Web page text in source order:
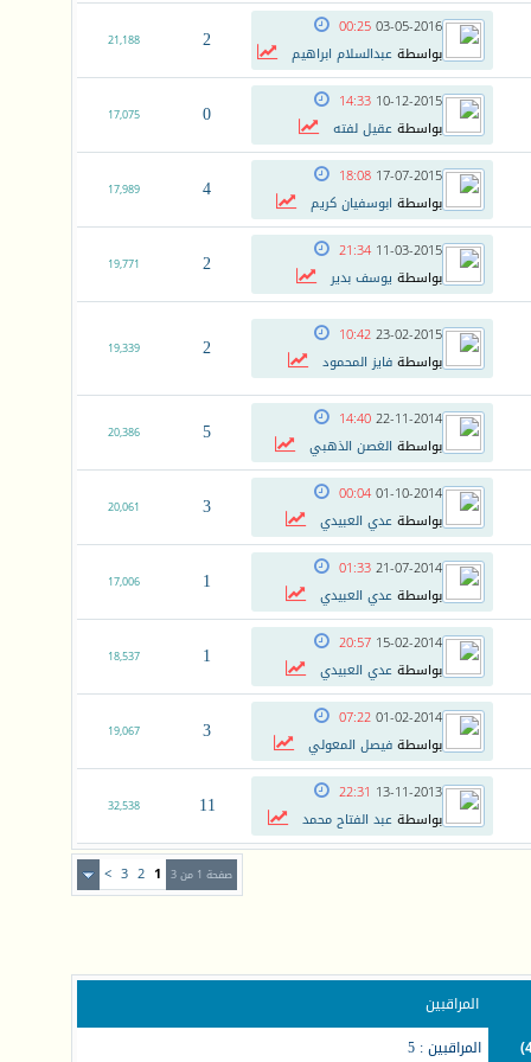
03-05-2016
00:25
بواسطةعبدالسلام ابراهيم 2
21,188
10-12-2015
14:33
بواسطةعقيل لفته 0
17,075
17-07-2015
18:08
بواسطة ابوسفيان كريم 4
17,989
11-03-2015
21:34
بواسطة يوسف بدير 2
19,771
23-02-2015
10:42
بواسطةفايز المحمود 2
19,339
22-11-2014
14:40
بواسطة الغصن الذهبي 5
20,386
01-10-2014
00:04
بواسطةعدي العبيدي 3
20,061
21-07-2014
01:33
بواسطةعدي العبيدي 1
17,006
15-02-2014
20:57
بواسطةعدي العبيدي 1
18,537
01-02-2014
07:22
بواسطةفيصل المعولي 3
19,067
13-11-2013
22:31
بواسطةعبد الفتاح محمد 11
32,538
صفحة 1 من 3 1
2
3
>
المراقبين
المراقبين : 5